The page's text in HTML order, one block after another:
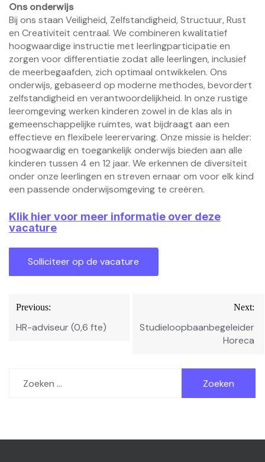
Ons onderwijs
Bij ons staan Veiligheid, Zelfstandigheid, Structuur, Rust
en Creativiteit centraal. We combineren kwalitatief
hoogwaardige instructie met leerlingparticipatie en
zorgen voor differentiatie zodat alle leerlingen, inclusief
de meerbegaafden, zich optimaal ontwikkelen. Ons
onderwijs, gebaseerd op moderne methodes, bevordert
zelfstandigheid en verantwoordelijkheid. In onze rustige
leeromgeving werken kinderen zowel in de klas als in
gemeenschappelijke ruimtes, wat bijdraagt aan een
effectieve en flexibele leerervaring. Onze missie is helder:
hoogwaardig en toegankelijk onderwijs bieden aan alle
kinderen tussen 4 en 12 jaar. We erkennen de diversiteit
onder onze leerlingen en streven ernaar om voor elk kind
een passende onderwijsomgeving te creëren.
Klik hier voor meer informatie over deze
vacature
Bericht
navigatie
Previous:
HR-adviseur (0,6 fte)
Next:
Studieloopbaanbegeleider
Horeca
naar: